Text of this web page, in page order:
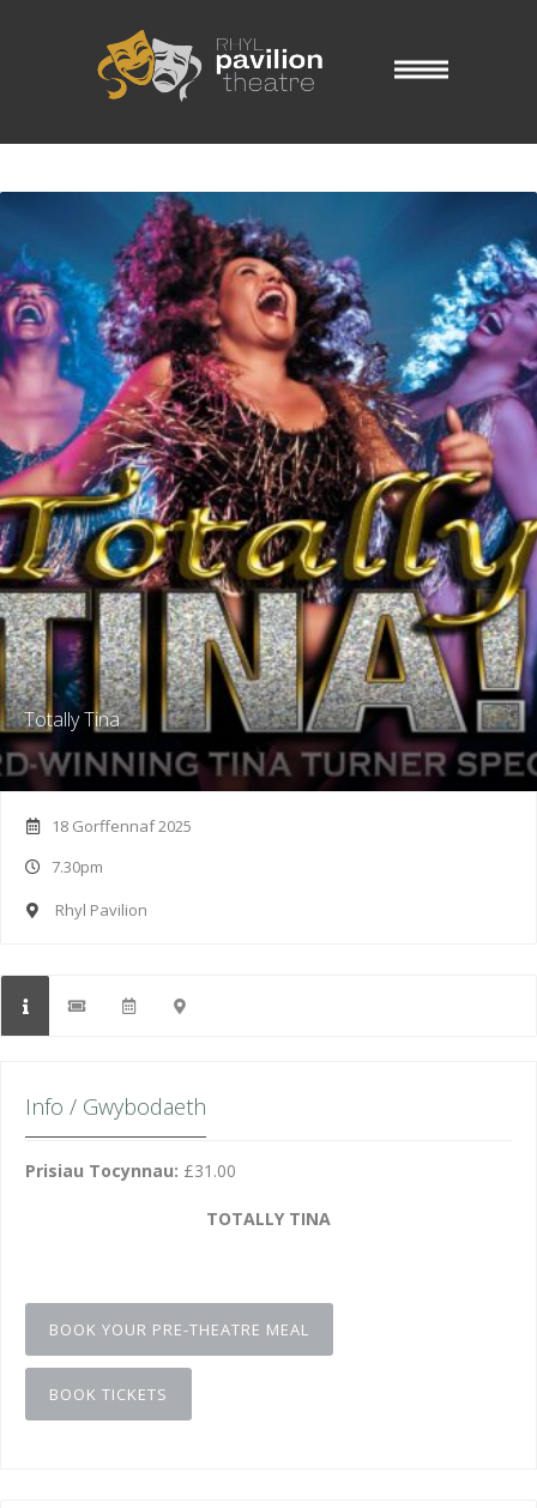
Totally Tina
18 Gorffennaf 2025
7.30pm
Rhyl Pavilion
Info / Gwybodaeth
Prisiau Tocynnau: £31.00
TOTALLY TINA
BOOK YOUR PRE-THEATRE MEAL
BOOK TICKETS